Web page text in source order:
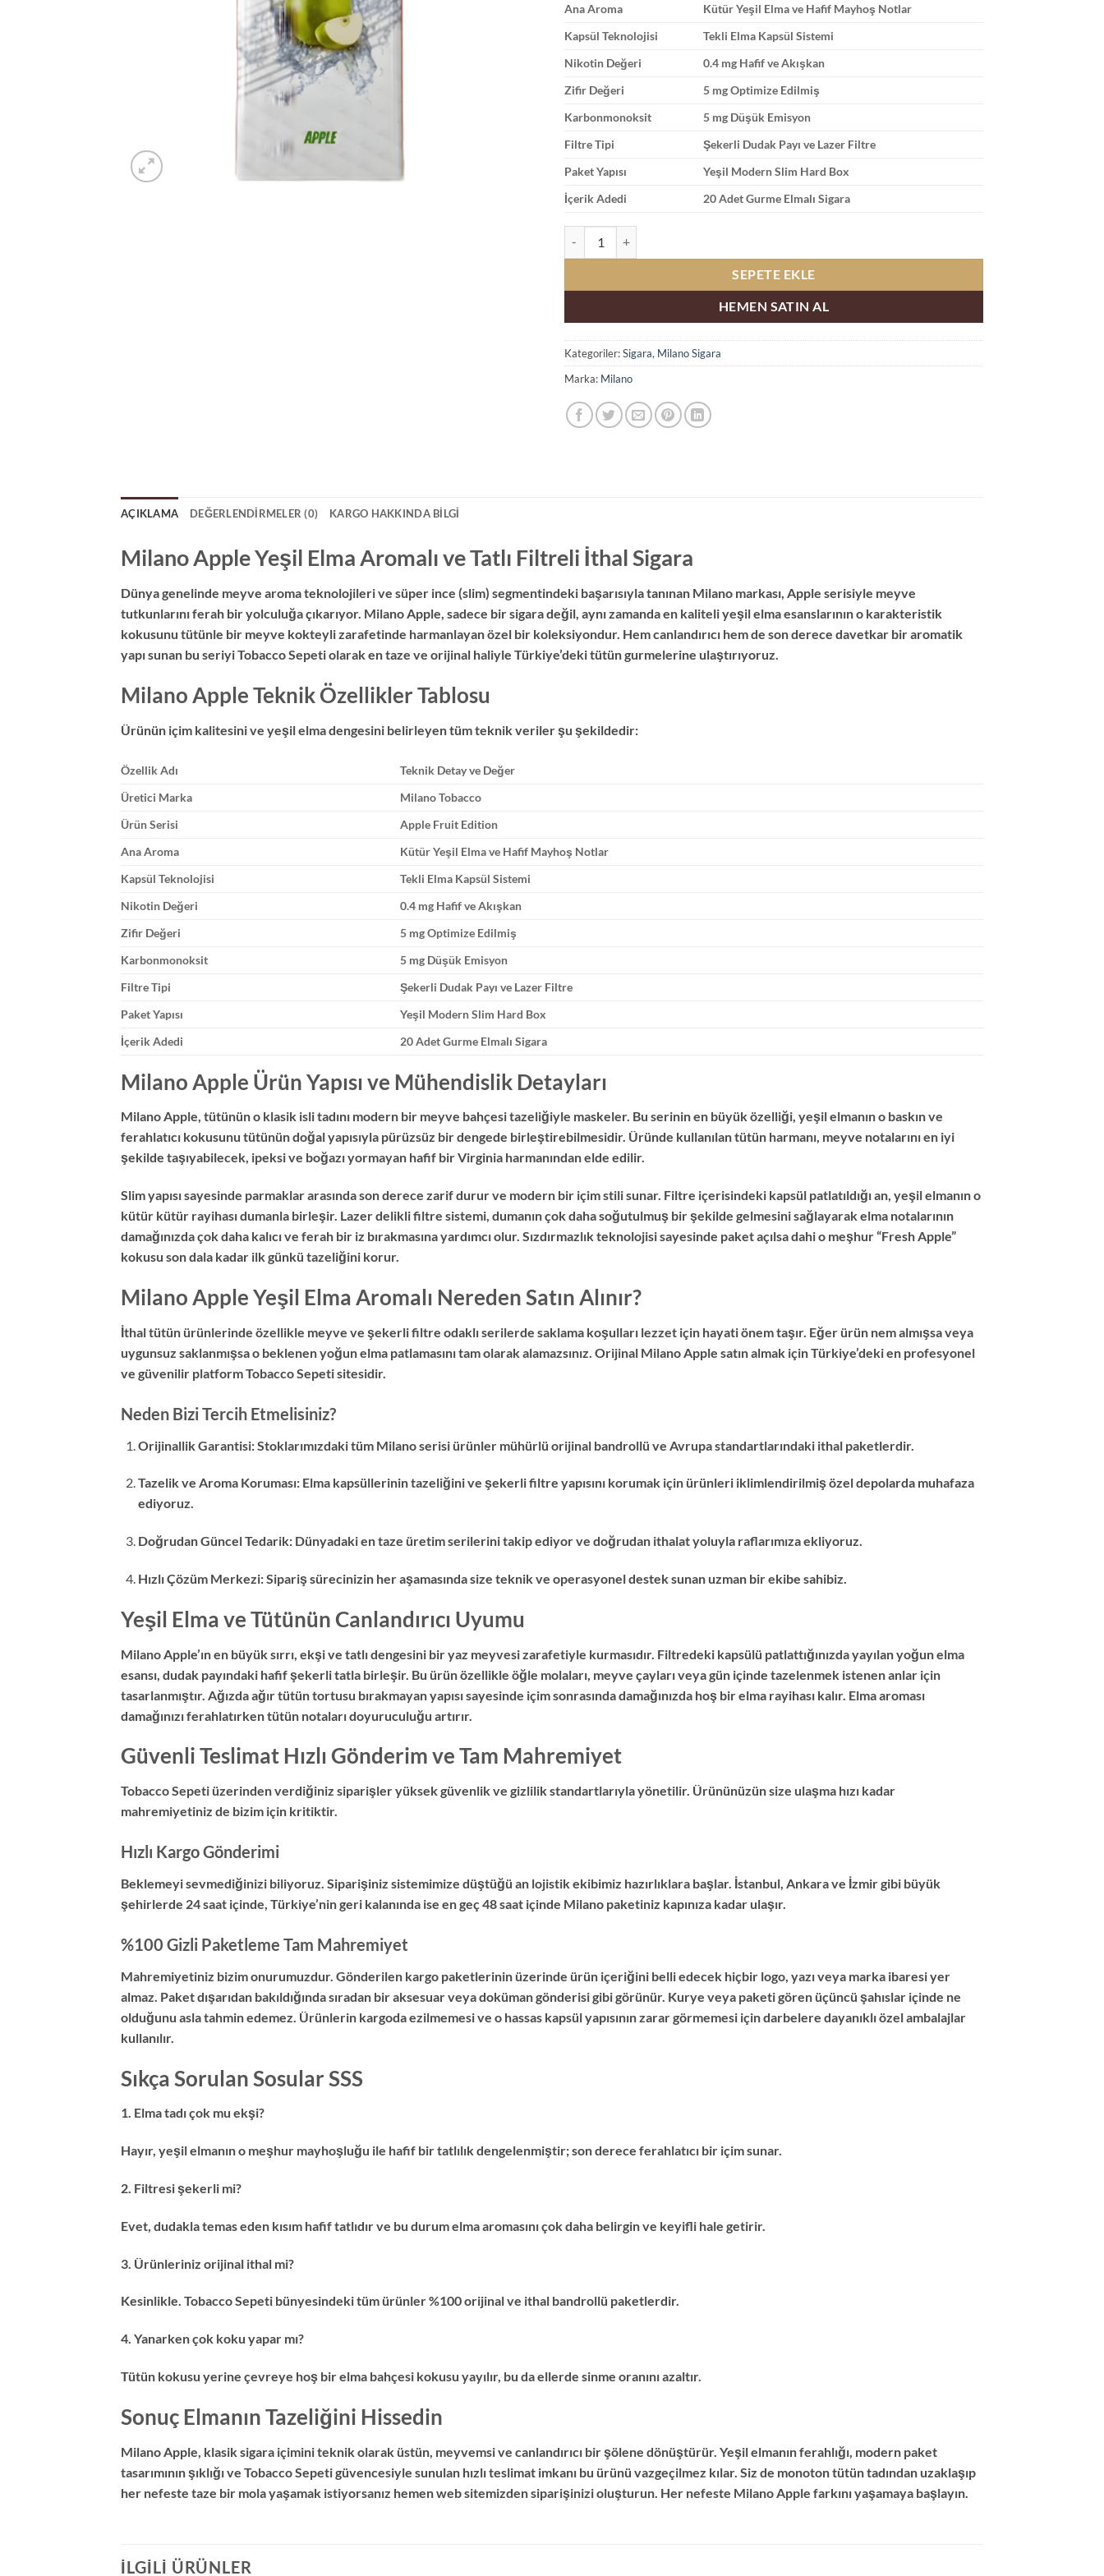
Ana Aroma
Kütür Yeşil Elma ve Hafif Mayhoş Notlar
Kapsül Teknolojisi
Tekli Elma Kapsül Sistemi
Nikotin Değeri
0.4 mg Hafif ve Akışkan
Zifir Değeri
5 mg Optimize Edilmiş
Karbonmonoksit
5 mg Düşük Emisyon
Filtre Tipi
Şekerli Dudak Payı ve Lazer Filtre
Paket Yapısı
Yeşil Modern Slim Hard Box
İçerik Adedi
20 Adet Gurme Elmalı Sigara
SEPETE EKLE
HEMEN SATIN AL
Kategoriler:Sigara, Milano Sigara
Marka: Milano
AÇIKLAMA DEĞERLENDIRMELER (0) KARGO HAKKINDA BILGI
Milano Apple Yeşil Elma Aromalı ve Tatlı Filtreli İthal Sigara
Dünya genelinde meyve aroma teknolojileri ve süper ince (slim) segmentindeki başarısıyla tanınan Milano markası, Apple serisiyle meyve
tutkunlarını ferah bir yolculuğa çıkarıyor. Milano Apple, sadece bir sigara değil, aynı zamanda en kaliteli yeşil elma esanslarının o karakteristik
kokusunu tütünle bir meyve kokteyli zarafetinde harmanlayan özel bir koleksiyondur. Hem canlandırıcı hem de son derece davetkar bir aromatik
yapı sunan bu seriyi Tobacco Sepeti olarak en taze ve orijinal haliyle Türkiye’deki tütün gurmelerine ulaştırıyoruz.
Milano Apple Teknik Özellikler Tablosu
Ürünün içim kalitesini ve yeşil elma dengesini belirleyen tüm teknik veriler şu şekildedir:
Özellik Adı
Teknik Detay ve Değer
Üretici Marka
Milano Tobacco
Ürün Serisi
Apple Fruit Edition
Ana Aroma
Kütür Yeşil Elma ve Hafif Mayhoş Notlar
Kapsül Teknolojisi
Tekli Elma Kapsül Sistemi
Nikotin Değeri
0.4 mg Hafif ve Akışkan
Zifir Değeri
5 mg Optimize Edilmiş
Karbonmonoksit
5 mg Düşük Emisyon
Filtre Tipi
Şekerli Dudak Payı ve Lazer Filtre
Paket Yapısı
Yeşil Modern Slim Hard Box
İçerik Adedi
20 Adet Gurme Elmalı Sigara
Milano Apple Ürün Yapısı ve Mühendislik Detayları
Milano Apple, tütünün o klasik isli tadını modern bir meyve bahçesi tazeliğiyle maskeler. Bu serinin en büyük özelliği, yeşil elmanın o baskın ve
ferahlatıcı kokusunu tütünün doğal yapısıyla pürüzsüz bir dengede birleştirebilmesidir. Üründe kullanılan tütün harmanı, meyve notalarını en iyi
şekilde taşıyabilecek, ipeksi ve boğazı yormayan hafif bir Virginia harmanından elde edilir.
Slim yapısı sayesinde parmaklar arasında son derece zarif durur ve modern bir içim stili sunar. Filtre içerisindeki kapsül patlatıldığı an, yeşil elmanın o
kütür kütür rayihası dumanla birleşir. Lazer delikli filtre sistemi, dumanın çok daha soğutulmuş bir şekilde gelmesini sağlayarak elma notalarının
damağınızda çok daha kalıcı ve ferah bir iz bırakmasına yardımcı olur. Sızdırmazlık teknolojisi sayesinde paket açılsa dahi o meşhur “Fresh Apple”
kokusu son dala kadar ilk günkü tazeliğini korur.
Milano Apple Yeşil Elma Aromalı Nereden Satın Alınır?
İthal tütün ürünlerinde özellikle meyve ve şekerli filtre odaklı serilerde saklama koşulları lezzet için hayati önem taşır. Eğer ürün nem almışsa veya
uygunsuz saklanmışsa o beklenen yoğun elma patlamasını tam olarak alamazsınız. Orijinal Milano Apple satın almak için Türkiye’deki en profesyonel
ve güvenilir platform Tobacco Sepeti sitesidir.
Neden Bizi Tercih Etmelisiniz?
Orijinallik Garantisi: Stoklarımızdaki tüm Milano serisi ürünler mühürlü orijinal bandrollü ve Avrupa standartlarındaki ithal paketlerdir.
Tazelik ve Aroma Koruması: Elma kapsüllerinin tazeliğini ve şekerli filtre yapısını korumak için ürünleri iklimlendirilmiş özel depolarda muhafaza
ediyoruz.
Doğrudan Güncel Tedarik: Dünyadaki en taze üretim serilerini takip ediyor ve doğrudan ithalat yoluyla raflarımıza ekliyoruz.
Hızlı Çözüm Merkezi: Sipariş sürecinizin her aşamasında size teknik ve operasyonel destek sunan uzman bir ekibe sahibiz.
Yeşil Elma ve Tütünün Canlandırıcı Uyumu
Milano Apple’ın en büyük sırrı, ekşi ve tatlı dengesini bir yaz meyvesi zarafetiyle kurmasıdır. Filtredeki kapsülü patlattığınızda yayılan yoğun elma
esansı, dudak payındaki hafif şekerli tatla birleşir. Bu ürün özellikle öğle molaları, meyve çayları veya gün içinde tazelenmek istenen anlar için
tasarlanmıştır. Ağızda ağır tütün tortusu bırakmayan yapısı sayesinde içim sonrasında damağınızda hoş bir elma rayihası kalır. Elma aroması
damağınızı ferahlatırken tütün notaları doyuruculuğu artırır.
Güvenli Teslimat Hızlı Gönderim ve Tam Mahremiyet
Tobacco Sepeti üzerinden verdiğiniz siparişler yüksek güvenlik ve gizlilik standartlarıyla yönetilir. Ürününüzün size ulaşma hızı kadar
mahremiyetiniz de bizim için kritiktir.
Hızlı Kargo Gönderimi
Beklemeyi sevmediğinizi biliyoruz. Siparişiniz sistemimize düştüğü an lojistik ekibimiz hazırlıklara başlar. İstanbul, Ankara ve İzmir gibi büyük
şehirlerde 24 saat içinde, Türkiye’nin geri kalanında ise en geç 48 saat içinde Milano paketiniz kapınıza kadar ulaşır.
%100 Gizli Paketleme Tam Mahremiyet
Mahremiyetiniz bizim onurumuzdur. Gönderilen kargo paketlerinin üzerinde ürün içeriğini belli edecek hiçbir logo, yazı veya marka ibaresi yer
almaz. Paket dışarıdan bakıldığında sıradan bir aksesuar veya doküman gönderisi gibi görünür. Kurye veya paketi gören üçüncü şahıslar içinde ne
olduğunu asla tahmin edemez. Ürünlerin kargoda ezilmemesi ve o hassas kapsül yapısının zarar görmemesi için darbelere dayanıklı özel ambalajlar
kullanılır.
Sıkça Sorulan Sosular SSS
1. Elma tadı çok mu ekşi?
Hayır, yeşil elmanın o meşhur mayhoşluğu ile hafif bir tatlılık dengelenmiştir; son derece ferahlatıcı bir içim sunar.
2. Filtresi şekerli mi?
Evet, dudakla temas eden kısım hafif tatlıdır ve bu durum elma aromasını çok daha belirgin ve keyifli hale getirir.
3. Ürünleriniz orijinal ithal mi?
Kesinlikle. Tobacco Sepeti bünyesindeki tüm ürünler %100 orijinal ve ithal bandrollü paketlerdir.
4. Yanarken çok koku yapar mı?
Tütün kokusu yerine çevreye hoş bir elma bahçesi kokusu yayılır, bu da ellerde sinme oranını azaltır.
Sonuç Elmanın Tazeliğini Hissedin
Milano Apple, klasik sigara içimini teknik olarak üstün, meyvemsi ve canlandırıcı bir şölene dönüştürür. Yeşil elmanın ferahlığı, modern paket
tasarımının şıklığı ve Tobacco Sepeti güvencesiyle sunulan hızlı teslimat imkanı bu ürünü vazgeçilmez kılar. Siz de monoton tütün tadından uzaklaşıp
her nefeste taze bir mola yaşamak istiyorsanız hemen web sitemizden siparişinizi oluşturun. Her nefeste Milano Apple farkını yaşamaya başlayın.
İLGILI ÜRÜNLER